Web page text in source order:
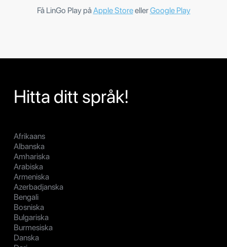
Få LinGo Play påApple StoreellerGoogle Play
Hitta ditt språk!
Afrikaans
Albanska
Amhariska
Arabiska
Armeniska
Azerbadjanska
Bengali
Bosniska
Bulgariska
Burmesiska
Danska